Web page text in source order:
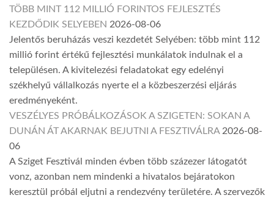
TÖBB MINT 112 MILLIÓ FORINTOS FEJLESZTÉS
KEZDŐDIK SELYEBEN 2026-08-06
Jelentős beruházás veszi kezdetét Selyében: több mint 112
millió forint értékű fejlesztési munkálatok indulnak el a
településen. A kivitelezési feladatokat egy edelényi
székhelyű vállalkozás nyerte el a közbeszerzési eljárás
eredményeként.
VESZÉLYES PRÓBÁLKOZÁSOK A SZIGETEN: SOKAN A
DUNÁN ÁT AKARNAK BEJUTNI A FESZTIVÁLRA 2026-08-
06
A Sziget Fesztivál minden évben több százezer látogatót
vonz, azonban nem mindenki a hivatalos bejáratokon
keresztül próbál eljutni a rendezvény területére. A szervezők